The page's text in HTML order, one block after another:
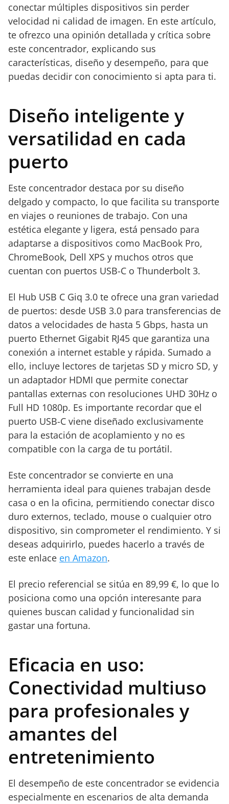
conectar múltiples dispositivos sin perder
velocidad ni calidad de imagen. En este artículo,
te ofrezco una opinión detallada y crítica sobre
este concentrador, explicando sus
características, diseño y desempeño, para que
puedas decidir con conocimiento si apta para ti.
Diseño inteligente y
versatilidad en cada
puerto
Este concentrador destaca por su diseño
delgado y compacto, lo que facilita su transporte
en viajes o reuniones de trabajo. Con una
estética elegante y ligera, está pensado para
adaptarse a dispositivos como MacBook Pro,
ChromeBook, Dell XPS y muchos otros que
cuentan con puertos USB-C o Thunderbolt 3.
El Hub USB C Giq 3.0 te ofrece una gran variedad
de puertos: desde USB 3.0 para transferencias de
datos a velocidades de hasta 5 Gbps, hasta un
puerto Ethernet Gigabit RJ45 que garantiza una
conexión a internet estable y rápida. Sumado a
ello, incluye lectores de tarjetas SD y micro SD, y
un adaptador HDMI que permite conectar
pantallas externas con resoluciones UHD 30Hz o
Full HD 1080p. Es importante recordar que el
puerto USB-C viene diseñado exclusivamente
para la estación de acoplamiento y no es
compatible con la carga de tu portátil.
Este concentrador se convierte en una
herramienta ideal para quienes trabajan desde
casa o en la oficina, permitiendo conectar disco
duro externos, teclado, mouse o cualquier otro
dispositivo, sin comprometer el rendimiento. Y si
deseas adquirirlo, puedes hacerlo a través de
este enlace en Amazon.
El precio referencial se sitúa en 89,99 €, lo que lo
posiciona como una opción interesante para
quienes buscan calidad y funcionalidad sin
gastar una fortuna.
Eficacia en uso:
Conectividad multiuso
para profesionales y
amantes del
entretenimiento
El desempeño de este concentrador se evidencia
especialmente en escenarios de alta demanda